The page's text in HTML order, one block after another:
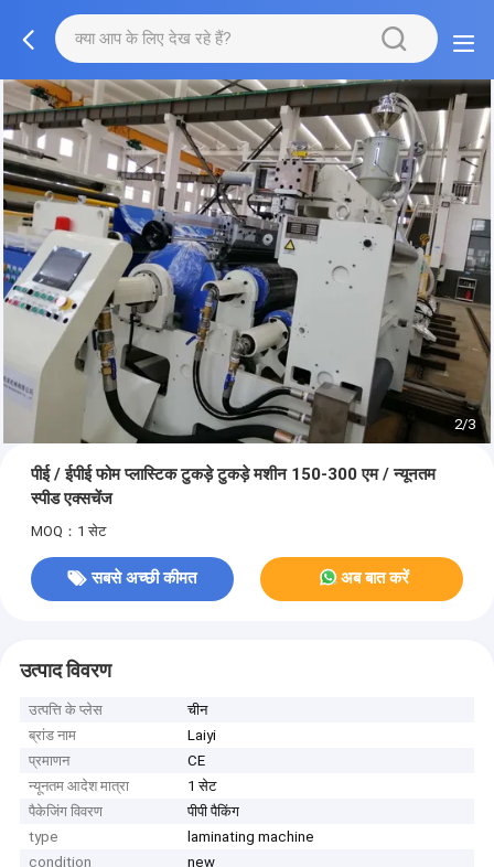
2/3
पीई / ईपीई फोम प्लास्टिक टुकड़े टुकड़े मशीन 150-300 एम / न्यूनतम
स्पीड एक्सचेंज
MOQ：1 सेट
सबसे अच्छी कीमत अब बात करें
उत्पाद विवरण
उत्पत्ति के प्लेस
चीन
ब्रांड नाम
Laiyi
प्रमाणन
CE
न्यूनतम आदेश मात्रा
1 सेट
पैकेजिंग विवरण
पीपी पैकिंग
type
laminating machine
condition
new